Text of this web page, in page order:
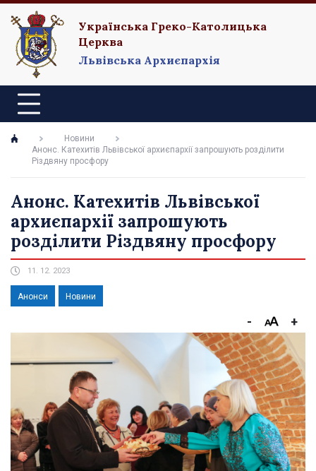
Українська Греко-Католицька
Церква
Львівська Архиєпархія
Новини
Анонс. Катехитів Львівської архиєпархії запрошують розділити
Різдвяну просфору
Анонс. Катехитів Львівської
архиєпархії запрошують
розділити Різдвяну просфору
11. 12. 2023
Анонси Новини
- +